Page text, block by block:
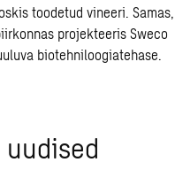
toodetud vineeri. Samas,
projekteeris Sweco
biotehniloogiatehase.
uudised